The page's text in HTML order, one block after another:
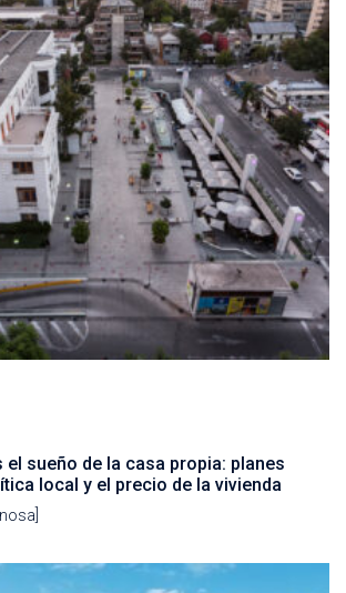
el sueño de la casa propia: planes
local y el precio de la vivienda